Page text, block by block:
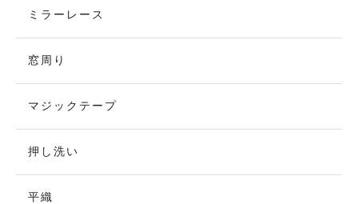
ミラーレース
窓周り
マジックテープ
押し洗い
平織